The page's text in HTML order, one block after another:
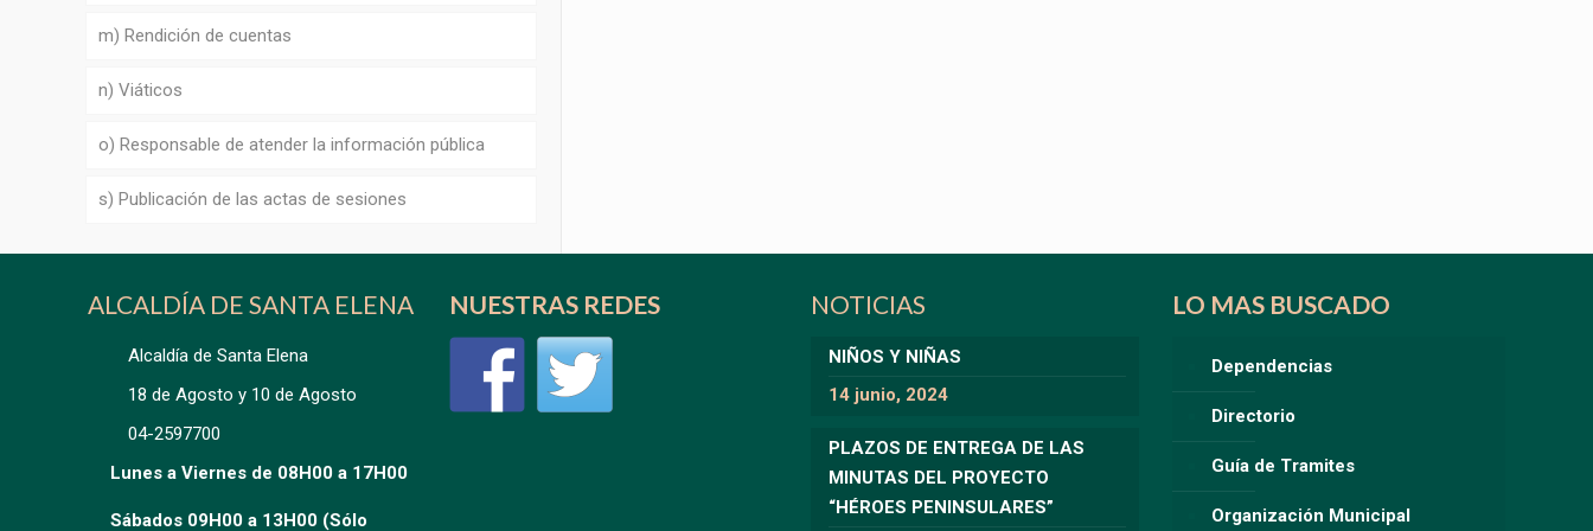
m) Rendición de cuentas
n) Viáticos
o) Responsable de atender la información pública
s) Publicación de las actas de sesiones
ALCALDÍA DE SANTA ELENA
Alcaldía de Santa Elena
18 de Agosto y 10 de Agosto
04-2597700
Lunes a Viernes de 08H00 a 17H00
Sábados 09H00 a 13H00 (Sólo
NUESTRAS REDES NOTICIAS
NIÑOS Y NIÑAS
14 junio, 2024
PLAZOS DE ENTREGA DE LAS
MINUTAS DEL PROYECTO
“HÉROES PENINSULARES”
LO MAS BUSCADO
Dependencias
Directorio
Guía de Tramites
Organización Municipal